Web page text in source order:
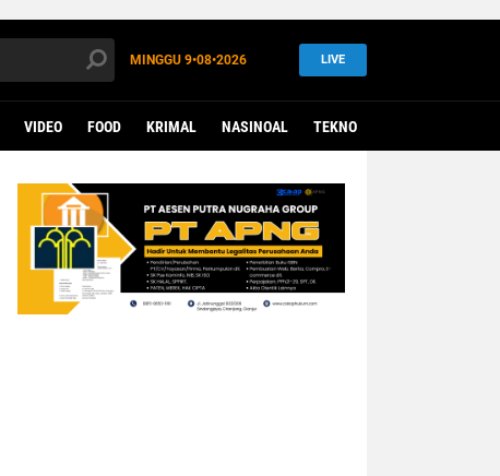
MINGGU 9•08•2026 LIVE
VIDEO FOOD KRIMAL NASINOAL TEKNO